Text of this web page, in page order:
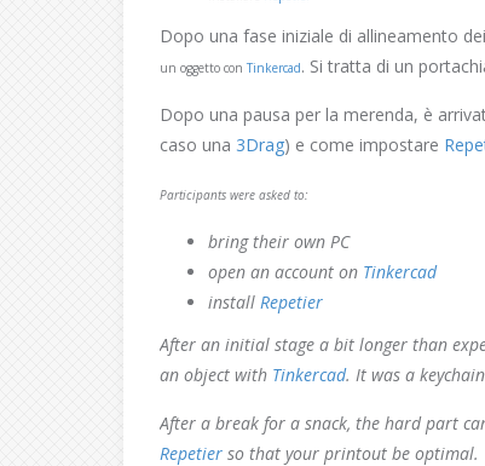
Dopo una fase iniziale di allineamento
un oggetto con Tinkercad. Si tratta di un
Dopo una pausa per la merenda, è
caso una 3Drag) e come impostare
Participants were asked to:
bring their own PC
open an account on Tinkercad
install Repetier
After an initial stage a bit longer than
an object with Tinkercad. It was a
After a break for a snack, the hard part
Repetier so that your printout be optimal.